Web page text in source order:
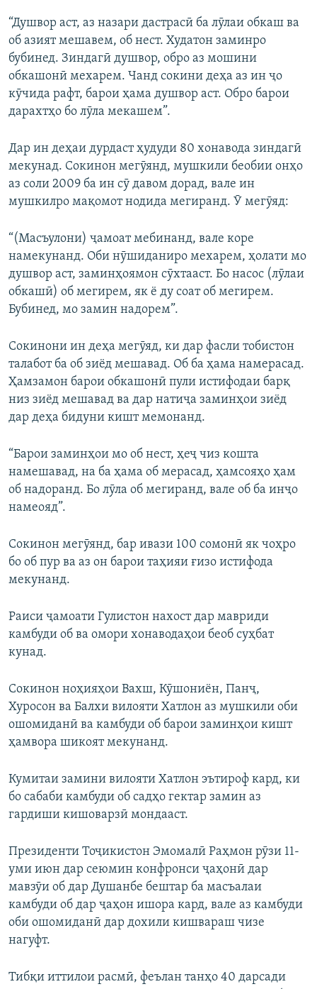
“Душвор аст, аз назари дастрасӣ ба лӯлаи обкаш ва
об азият мешавем, об нест. Худатон заминро
бубинед. Зиндагӣ душвор, обро аз мошини
обкашонӣ мехарем. Чанд сокини деҳа аз ин ҷо
кӯчида рафт, барои ҳама душвор аст. Обро барои
дарахтҳо бо лӯла мекашем”.
Дар ин деҳаи дурдаст ҳудуди 80 хонавода зиндагӣ
мекунад. Сокинон мегӯянд, мушкили беобии онҳо
аз соли 2009 ба ин сӯ давом дорад, вале ин
мушкилро мақомот нодида мегиранд. Ӯ мегӯяд:
“(Масъулони) ҷамоат мебинанд, вале коре
намекунанд. Оби нӯшиданиро мехарем, ҳолати мо
душвор аст, заминҳоямон сӯхтааст. Бо насос (лӯлаи
обкашӣ) об мегирем, як ё ду соат об мегирем.
Бубинед, мо замин надорем”.
Сокинони ин деҳа мегӯяд, ки дар фасли тобистон
талабот ба об зиёд мешавад. Об ба ҳама намерасад.
Ҳамзамон барои обкашонӣ пули истифодаи барқ
низ зиёд мешавад ва дар натиҷа заминҳои зиёд
дар деҳа бидуни кишт мемонанд.
“Барои заминҳои мо об нест, ҳеҷ чиз кошта
намешавад, на ба ҳама об мерасад, ҳамсояҳо ҳам
об надоранд. Бо лӯла об мегиранд, вале об ба инҷо
намеояд”.
Сокинон мегӯянд, бар ивази 100 сомонӣ як чоҳро
бо об пур ва аз он барои таҳияи ғизо истифода
мекунанд.
Раиси ҷамоати Гулистон нахост дар мавриди
камбуди об ва омори хонаводаҳои беоб суҳбат
кунад.
Сокинон ноҳияҳои Вахш, Кӯшониён, Панҷ,
Хуросон ва Балхи вилояти Хатлон аз мушкили оби
ошомиданӣ ва камбуди об барои заминҳои кишт
ҳамвора шикоят мекунанд.
Кумитаи замини вилояти Хатлон эътироф кард, ки
бо сабаби камбуди об садҳо гектар замин аз
гардиши кишоварзӣ мондааст.
Президенти Тоҷикистон Эмомалӣ Раҳмон рӯзи 11-
уми июн дар сеюмин конфронси ҷаҳонӣ дар
мавзӯи об дар Душанбе бештар ба масъалаи
камбуди об дар ҷаҳон ишора кард, вале аз камбуди
оби ошомиданӣ дар дохили кишвараш чизе
нагуфт.
Тибқи иттилои расмӣ, феълан танҳо 40 дарсади